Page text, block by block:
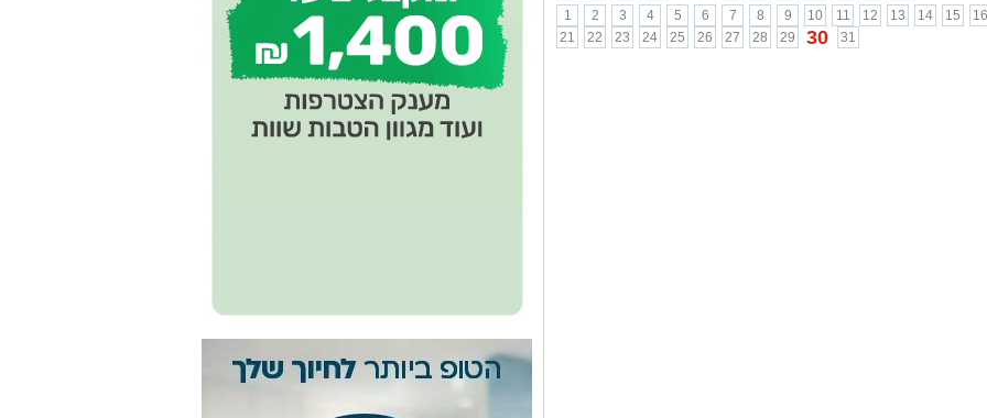
1
2 3 4 5 6 7 8 9 10 11 12 13 14 15 16
21
22 23 24 25 26 27 28 29 30 31